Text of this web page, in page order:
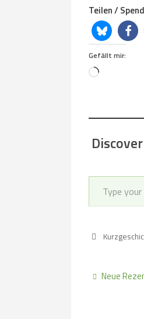
Teilen /
Gefällt mir:
Loading…
Type your email…
Neue